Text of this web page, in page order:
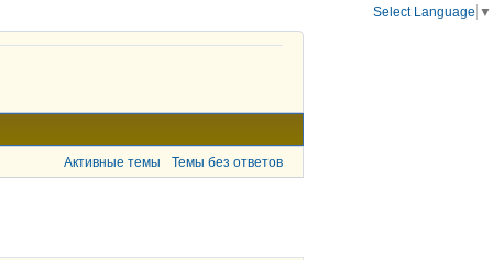
Активные темы Темы без ответов
Select Language ▼